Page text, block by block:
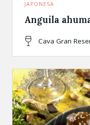
JAPONESA
Anguila
Cava Gran